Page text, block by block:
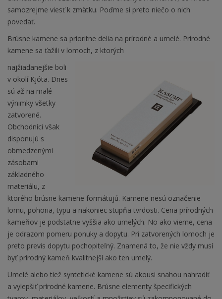
samozrejme viesť k zmätku. Poďme si preto niečo o nich
povedať.
Brúsne kamene sa prioritne delia na prírodné a umelé. Prírodné
kamene sa ťažili v lomoch, z ktorých
najžiadanejšie boli
v okolí Kjóta. Dnes
sú až na malé
výnimky všetky
zatvorené.
Obchodníci však
disponujú s
obmedzenými
zásobami
základného
materiálu, z
ktorého brúsne kamene formátujú. Kamene nesú označenie
lomu, pohoria, typu a nakoniec stupňa tvrdosti. Cena prírodných
kameňov je podstatne vyššia ako umelých. No ako vieme, cena
je odrazom pomeru ponuky a dopytu. Pri zatvorených lomoch je
preto previs dopytu pochopiteľný. Znamená to, že nie vždy musí
byť prírodný kameň kvalitnejší ako ten umelý.
Umelé alebo tiež syntetické kamene sú akousi snahou nahradiť
a vylepšiť prírodné kamene. Brúsne elementy špecifických